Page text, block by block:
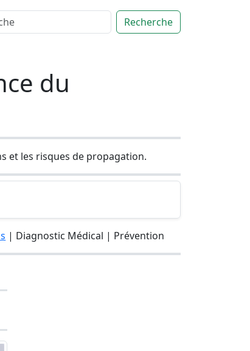
Recherche
du
et les risques de propagation.
| Diagnostic Médical | Prévention